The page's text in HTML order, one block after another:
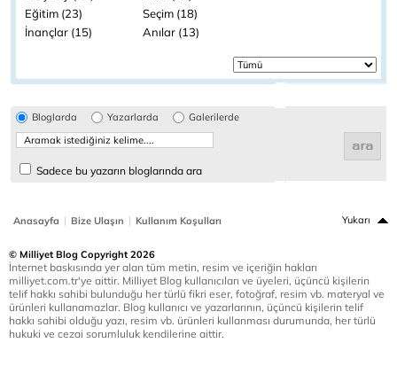
Eğitim (23)
Seçim (18)
İnançlar (15)
Anılar (13)
Bloglarda Yazarlarda Galerilerde
Sadece bu yazarın bloglarında ara
Anasayfa | Bize Ulaşın | Kullanım Koşulları Yukarı
© Milliyet Blog Copyright 2026
İnternet baskısında yer alan tüm metin, resim ve içeriğin hakları
milliyet.com.tr'ye aittir. Milliyet Blog kullanıcıları ve üyeleri, üçüncü kişilerin
telif hakkı sahibi bulunduğu her türlü fikri eser, fotoğraf, resim vb. materyal ve
ürünleri kullanamazlar. Blog kullanıcı ve yazarlarının, üçüncü kişilerin telif
hakkı sahibi olduğu yazı, resim vb. ürünleri kullanması durumunda, her türlü
hukuki ve cezai sorumluluk kendilerine aittir.